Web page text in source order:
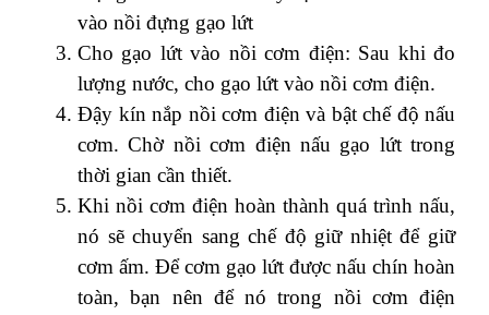
vào nồi đựng gạo lứt
Cho gạo lứt vào nồi cơm điện: Sau khi đo
lượng nước, cho gạo lứt vào nồi cơm điện.
Đậy kín nắp nồi cơm điện và bật chế độ nấu
cơm. Chờ nồi cơm điện nấu gạo lứt trong
thời gian cần thiết.
Khi nồi cơm điện hoàn thành quá trình nấu,
nó sẽ chuyển sang chế độ giữ nhiệt để giữ
cơm ấm. Để cơm gạo lứt được nấu chín hoàn
toàn, bạn nên để nó trong nồi cơm điện